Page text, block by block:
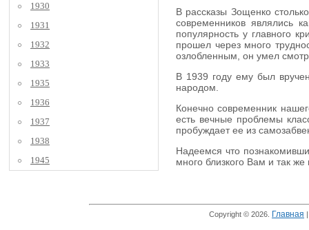
1930
1931
1932
1933
1935
1936
1937
1938
1945
В рассказы Зощенко
современников являлись
популярность у главного
прошел через много
озлобленным, он умел
В 1939 году ему был
народом.
Конечно современник
есть вечные проблемы
пробуждает ее из
Надеемся что
много близкого Вам и так
Copyright © 2026. Главная